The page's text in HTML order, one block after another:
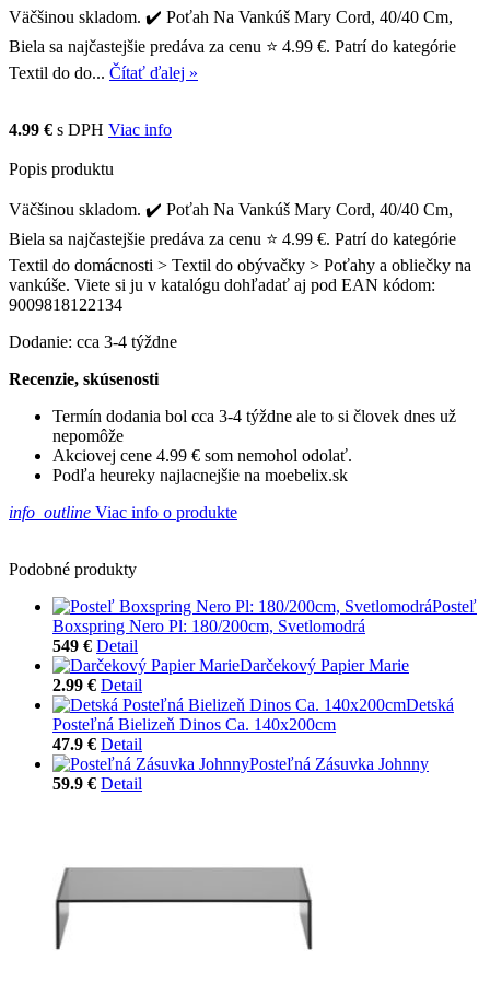
Väčšinou skladom. ✔️ Poťah Na Vankúš Mary Cord, 40/40 Cm,
Biela sa najčastejšie predáva za cenu ⭐ 4.99 €. Patrí do kategórie
Textil do do... Čítať ďalej »
4.99 € s DPH Viac info
Popis produktu
Väčšinou skladom. ✔️ Poťah Na Vankúš Mary Cord, 40/40 Cm,
Biela sa najčastejšie predáva za cenu ⭐ 4.99 €. Patrí do kategórie
Textil do domácnosti > Textil do obývačky > Poťahy a obliečky na
vankúše. Viete si ju v katalógu dohľadať aj pod EAN kódom:
9009818122134
Dodanie: cca 3-4 týždne
Recenzie, skúsenosti
Termín dodania bol cca 3-4 týždne ale to si človek dnes už
nepomôže
Akciovej cene 4.99 € som nemohol odolať.
Podľa heureky najlacnejšie na moebelix.sk
info_outline Viac info o produkte
Podobné produkty
Posteľ
Boxspring Nero Pl: 180/200cm, Svetlomodrá
549 € Detail
Darčekový Papier Marie
2.99 € Detail
Detská
Posteľná Bielizeň Dinos Ca. 140x200cm
47.9 € Detail
Posteľná Zásuvka Johnny
59.9 € Detail